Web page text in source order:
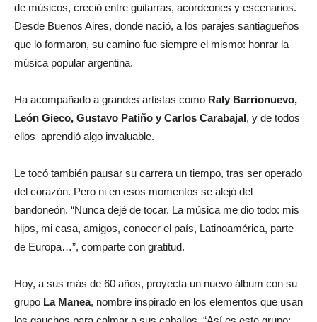
de músicos, creció entre guitarras, acordeones y escenarios.
Desde Buenos Aires, donde nació, a los parajes santiagueños
que lo formaron, su camino fue siempre el mismo: honrar la
música popular argentina.
Ha acompañado a grandes artistas como Raly Barrionuevo,
León Gieco, Gustavo Patiño y Carlos Carabajal, y de todos
ellos aprendió algo invaluable.
Le tocó también pausar su carrera un tiempo, tras ser operado
del corazón. Pero ni en esos momentos se alejó del
bandoneón. “Nunca dejé de tocar. La música me dio todo: mis
hijos, mi casa, amigos, conocer el país, Latinoamérica, parte
de Europa…”, comparte con gratitud.
Hoy, a sus más de 60 años, proyecta un nuevo álbum con su
grupo La Manea, nombre inspirado en los elementos que usan